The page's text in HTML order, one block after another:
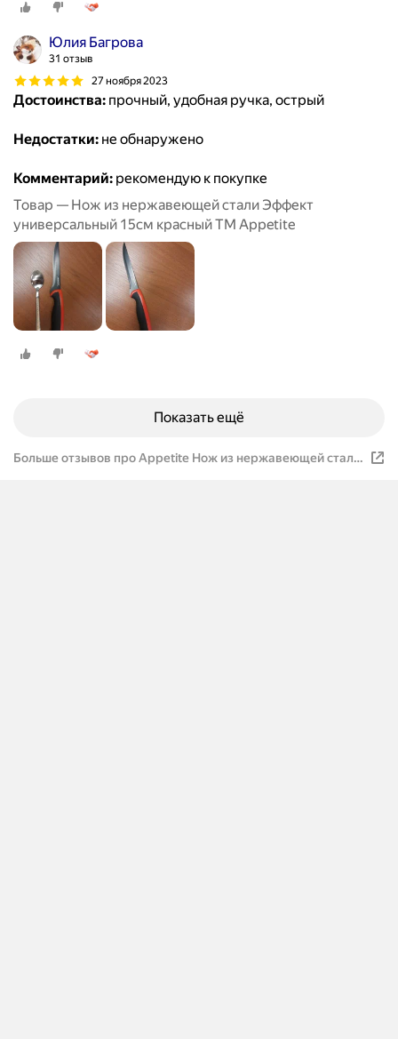
Юлия Багрова
31 отзыв
27 ноября 2023
Достоинства: прочный, удобная ручка, острый
Недостатки: не обнаружено
Комментарий: рекомендую к покупке
Товар — Нож из нержавеющей стали Эффект
универсальный 15см красный ТМ Appetite
Показать ещё
Больше отзывов про Appetite Нож из нержавеющей стали